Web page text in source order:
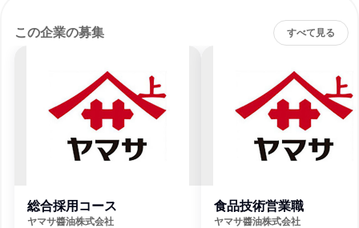
この企業の募集 すべて見る
総合採用コース
ヤマサ醬油株式会社
食品技術営業職
ヤマサ醬油株式会社